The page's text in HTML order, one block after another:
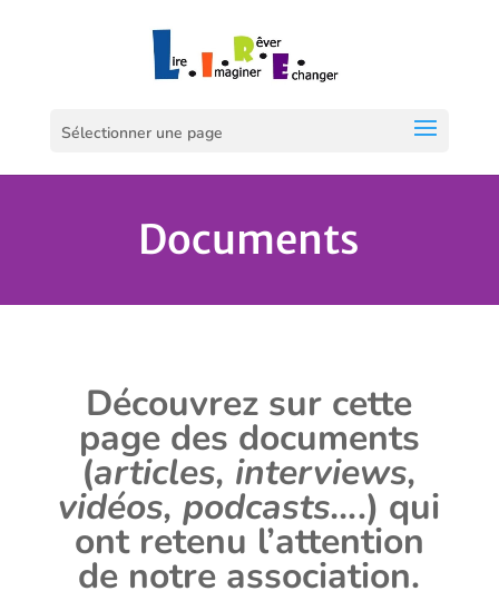
Sélectionner une page
Documents
Découvrez sur cette
page des documents
(articles, interviews,
vidéos, podcasts….) qui
ont retenu l’attention
de notre association.